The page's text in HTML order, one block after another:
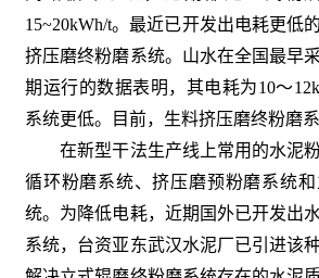
15~20kWh/t。最近已开发出电耗更低
挤压磨终粉磨系统。山水在全国最早
期运行的数据表明，其电耗为10～
系统更低。目前，生料挤压磨终粉磨
在新型干法生产线上常用的水泥粉
循环粉磨系统、挤压磨预粉磨系统
统。为降低电耗，近期国外已开发出
系统，台资亚东武汉水泥厂已引进该